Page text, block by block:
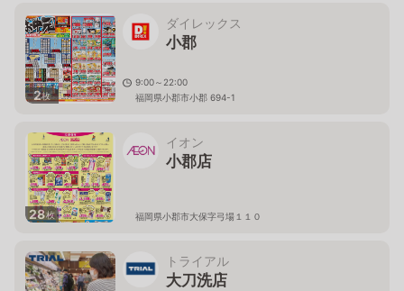
2枚
ダイレックス
小郡
9:00～22:00
福岡県小郡市小郡 694-1
28枚
イオン
小郡店
福岡県小郡市大保字弓場１１０
トライアル
大刀洗店